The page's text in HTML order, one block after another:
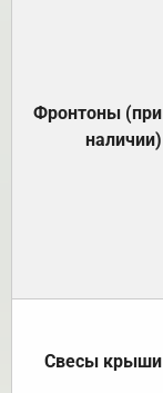
Фронтоны (при
наличии)
Свесы крыши